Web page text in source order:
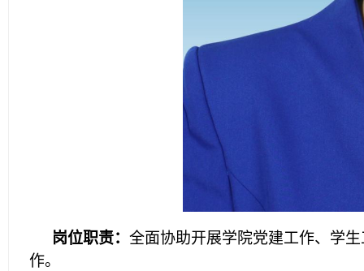
岗位职责： 全面协助开展学院党建工作、学
作。